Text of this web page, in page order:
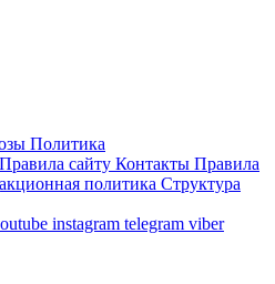
Политика
Правила сайту Контакты Правила
политика Структура
instagram telegram viber